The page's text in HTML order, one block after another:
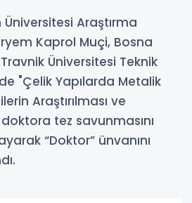
Üniversitesi Araştırma
Kaprol Muçi, Bosna
Üniversitesi Teknik
"Çelik Yapılarda Metalik
Araştırılması ve
tez savunmasını
“Doktor” ünvanını